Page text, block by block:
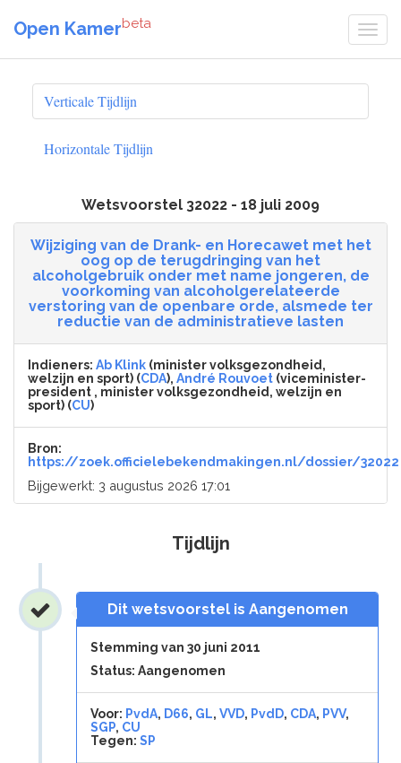
Open Kamerbeta
Verticale Tijdlijn
Horizontale Tijdlijn
Wetsvoorstel 32022 - 18 juli 2009
Wijziging van de Drank- en Horecawet met het
oog op de terugdringing van het
alcoholgebruik onder met name jongeren, de
voorkoming van alcoholgerelateerde
verstoring van de openbare orde, alsmede ter
reductie van de administratieve lasten
Indieners: Ab Klink (minister volksgezondheid,
welzijn en sport) (CDA), André Rouvoet (viceminister-
president , minister volksgezondheid, welzijn en
sport) (CU)
Bron:
https://zoek.officielebekendmakingen.nl/dossier/32022
Bijgewerkt: 3 augustus 2026 17:01
Tijdlijn
Dit wetsvoorstel is Aangenomen
Stemming van 30 juni 2011
Status: Aangenomen
Voor: PvdA, D66, GL,VVD, PvdD, CDA, PVV,
SGP, CU
Tegen: SP